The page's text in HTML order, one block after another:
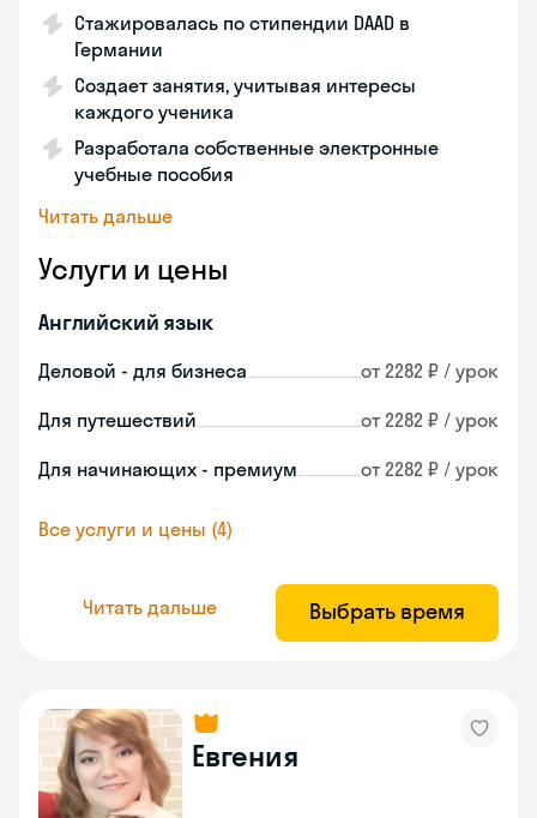
Стажировалась по стипендии DAAD в
Германии
Создает занятия, учитывая интересы
каждого ученика
Разработала собственные электронные
учебные пособия
Читать дальше
Услуги и цены
Английский язык
Деловой - для бизнеса от 2282 ₽ / урок
Для путешествий от 2282 ₽ / урок
Для начинающих - премиум от 2282 ₽ / урок
Все услуги и цены (4)
Читать дальше Выбрать время
Евгения